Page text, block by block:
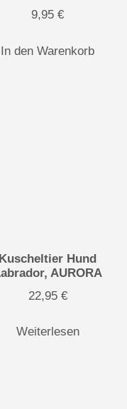
9,95 €
In den Warenkorb
Kuscheltier Hund
AURORA
22,95 €
Weiterlesen